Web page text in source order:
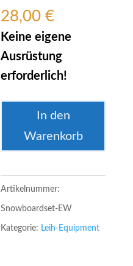
28,00€
Keine eigene
Ausrüstung
erforderlich!
Leihausrüstung
Snowboard-
Set
(ab
Körpergröße
150
In den
Warenkorb
Artikelnummer:
Snowboardset-EW
Kategorie: Leih-Equipment